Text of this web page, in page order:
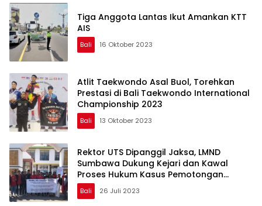
Tiga Anggota Lantas Ikut Amankan KTT
AIS
Bali 16 Oktober 2023
Atlit Taekwondo Asal Buol, Torehkan
Prestasi di Bali Taekwondo International
Championship 2023
Bali 13 Oktober 2023
Rektor UTS Dipanggil Jaksa, LMND
Sumbawa Dukung Kejari dan Kawal
Proses Hukum Kasus Pemotongan
Beasiswa Bidikmisi
Bali 26 Juli 2023